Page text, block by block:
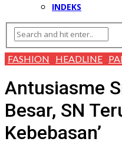
INDEKS
FASHION HEADLINE
Antusiasme
Besar, SN
Kebebasan’